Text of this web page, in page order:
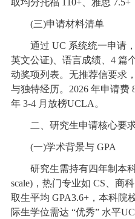
取均分托福 110+、雅思 7.5+
(三)申请材料清单
通过 UC 系统统一申请，
英文公证)、语言成绩、4 篇
动奖项列表。无推荐信要求
与独特经历。2026 年申请费
年 3-4 月放榜UCLA。
二、研究生申请核心要求
(一)学术背景与 GPA
研究生需持有四年制本科
scale)，热门专业如 CS、商
取生平均 GPA3.6+，本科院
际生学位需达 “优秀” 水平